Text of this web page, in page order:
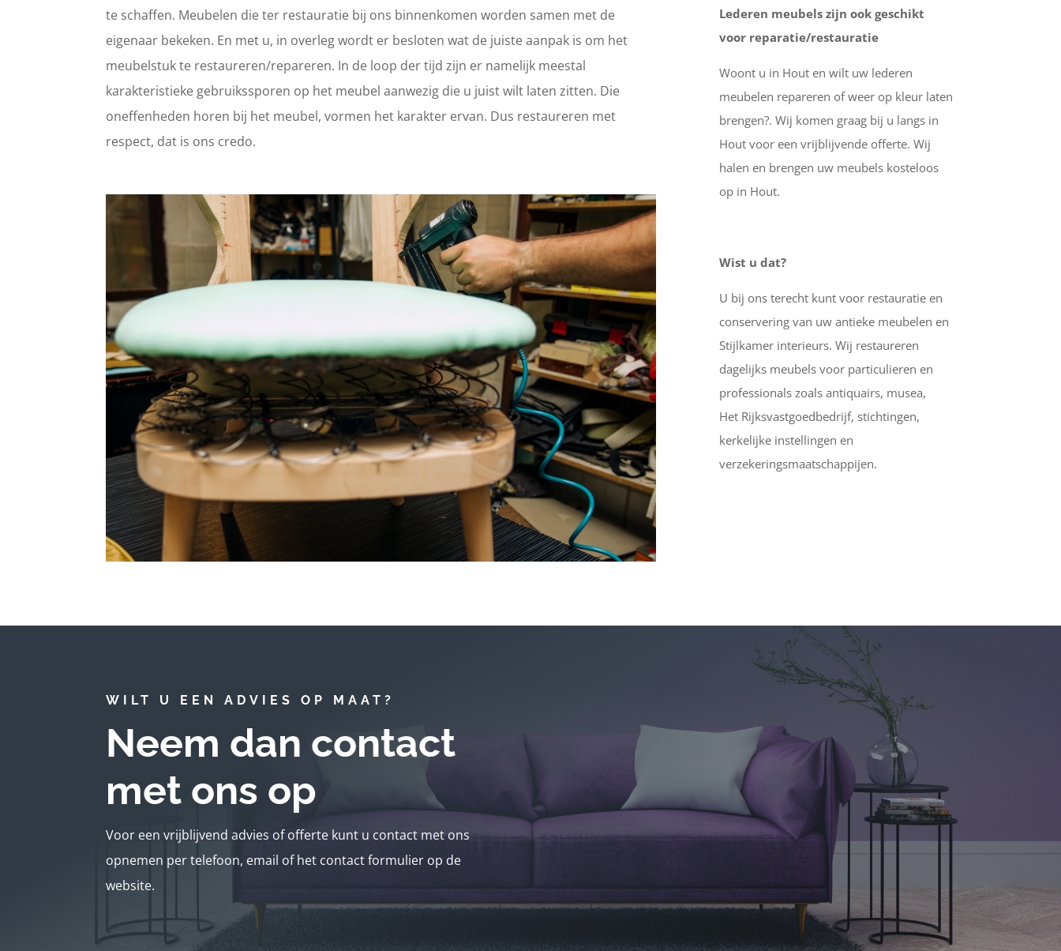
te schaffen. Meubelen die ter restauratie bij ons binnenkomen worden samen met de
eigenaar bekeken. En met u, in overleg wordt er besloten wat de juiste aanpak is om het
meubelstuk te restaureren/repareren. In de loop der tijd zijn er namelijk meestal
karakteristieke gebruikssporen op het meubel aanwezig die u juist wilt laten zitten. Die
oneffenheden horen bij het meubel, vormen het karakter ervan. Dus restaureren met
respect, dat is ons credo.
Lederen meubels zijn ook geschikt
voor reparatie/restauratie
Woont u in Hout en wilt uw lederen
meubelen repareren of weer op kleur laten
brengen?. Wij komen graag bij u langs in
Hout voor een vrijblijvende offerte. Wij
halen en brengen uw meubels kosteloos
op in Hout.
Wist u dat?
U bij ons terecht kunt voor restauratie en
conservering van uw antieke meubelen en
Stijlkamer interieurs. Wij restaureren
dagelijks meubels voor particulieren en
professionals zoals antiquairs, musea,
Het Rijksvastgoedbedrijf, stichtingen,
kerkelijke instellingen en
verzekeringsmaatschappijen.
WILT U EEN ADVIES OP MAAT?
Neem dan contact
met ons op
Voor een vrijblijvend advies of offerte kunt u contact met ons
opnemen per telefoon, email of het contact formulier op de
website.